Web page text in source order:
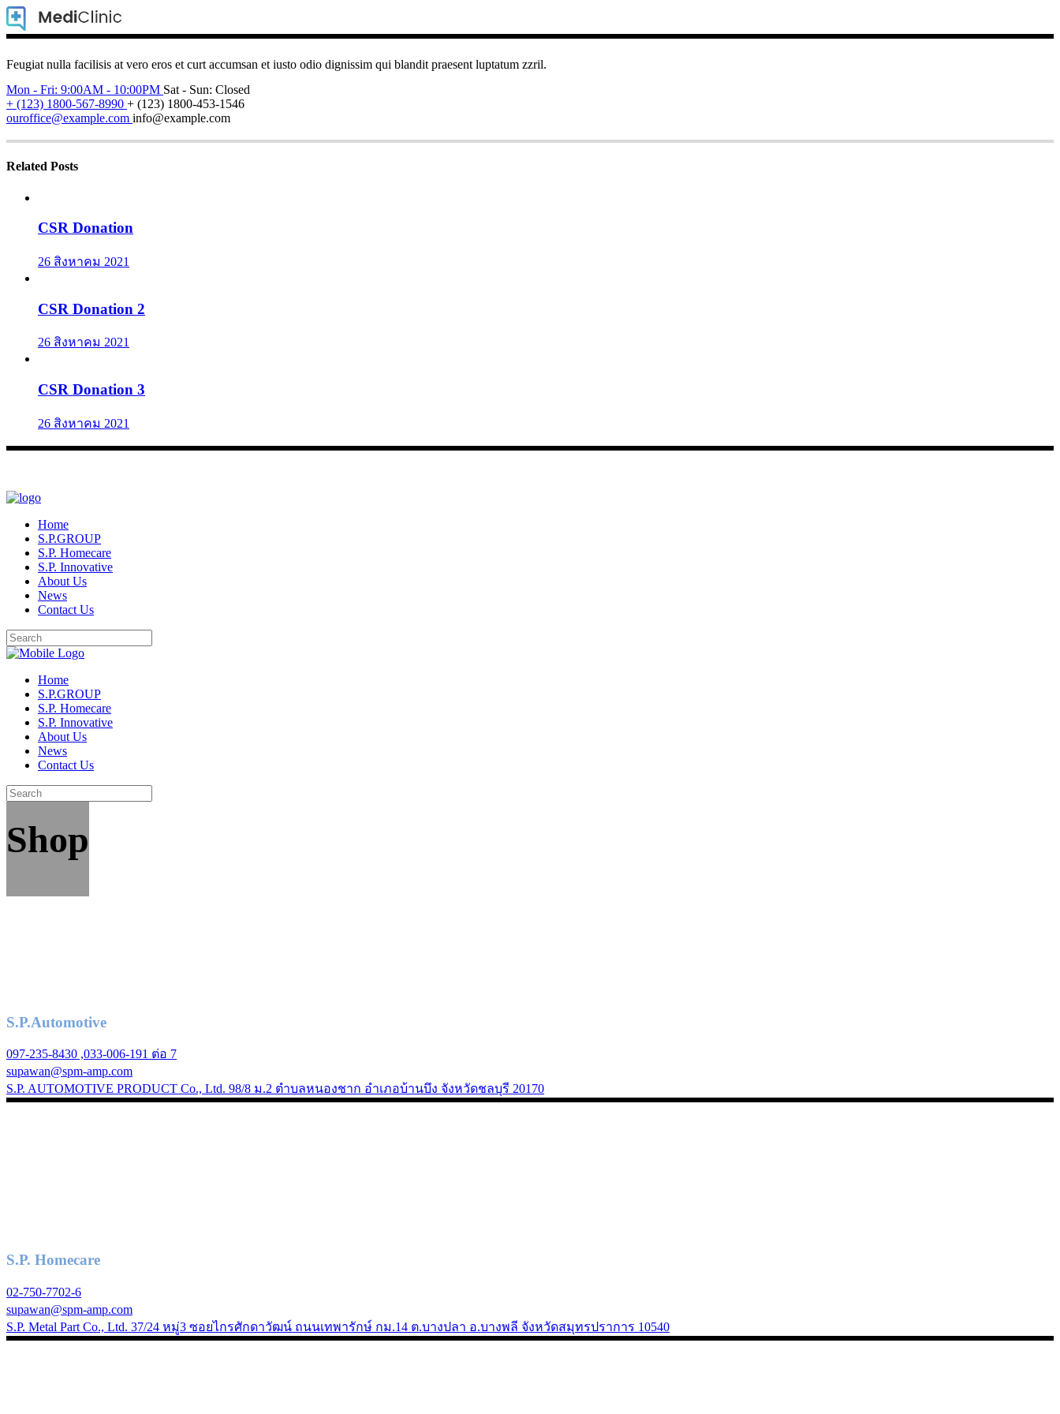
Feugiat nulla facilisis at vero eros et curt accumsan et iusto odio dignissim qui blandit praesent luptatum zzril.
Mon - Fri: 9:00AM - 10:00PM Sat - Sun: Closed
+ (123) 1800-567-8990 + (123) 1800-453-1546
ouroffice@example.com info@example.com
Related Posts
CSR Donation
26 สิงหาคม 2021
CSR Donation 2
26 สิงหาคม 2021
CSR Donation 3
26 สิงหาคม 2021
Home
S.P.GROUP
S.P. Homecare
S.P. Innovative
About Us
News
Contact Us
Home
S.P.GROUP
S.P. Homecare
S.P. Innovative
About Us
News
Contact Us
Shop
S.P.Automotive
097-235-8430 ,033-006-191 ต่อ 7
supawan@spm-amp.com
S.P. AUTOMOTIVE PRODUCT Co., Ltd. 98/8 ม.2 ตำบลหนองชาก อำเภอบ้านบึง จังหวัดชลบุรี 20170
S.P. Homecare
02-750-7702-6
supawan@spm-amp.com
S.P. Metal Part Co., Ltd. 37/24 หมู่3 ซอยไกรศักดาวัฒน์ ถนนเทพารักษ์ กม.14 ต.บางปลา อ.บางพลี จังหวัดสมุทรปราการ 10540